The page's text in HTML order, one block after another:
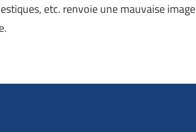
etc. renvoie une mauvaise image